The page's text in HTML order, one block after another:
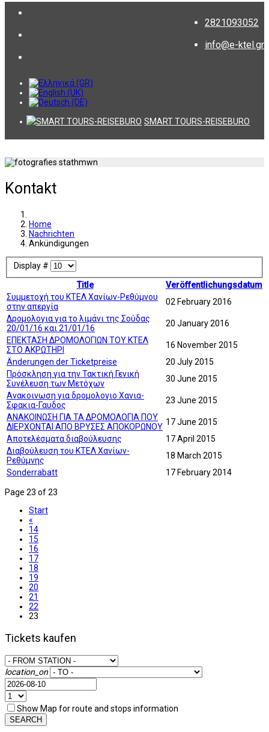
2821093052
info@e-ktel.gr
SMART TOURS-REISEBURO
Kontakt
Home
Nachrichten
Ankündigungen
Display #
Title
Veröffentlichungsdatum
Συμμετοχή του ΚΤΕΛ Χανίων-Ρεθύμνου
στην απεργία
02 February 2016
Δρομολογια για το λιμάνι της Σούδας
20/01/16 και 21/01/16
20 January 2016
ΕΠΕΚΤΑΣΗ ΔΡΟΜΟΛΟΓΙΩΝ ΤΟΥ ΚΤΕΛ
ΣΤΟ ΑΚΡΩΤΗΡΙ
16 November 2015
Änderungen der Ticketpreise
20 July 2015
Πρόσκληση για την Τακτική Γενική
Συνέλευση των Μετόχων
30 June 2015
Ανακοινωση για δρομολογιο Χανια-
Σφακια-Γαυδος
23 June 2015
ΑΝΑΚΟΙΝΩΣΗ ΓΙΑ ΤΑ ΔΡΟΜΟΛΟΓΙΑ ΠΟΥ
ΔΙΕΡΧΟΝΤΑΙ ΑΠΟ ΒΡΥΣΕΣ ΑΠΟΚΟΡΩΝΟΥ 17 June 2015
Αποτελέσματα διαβούλευσης
17 April 2015
Διαβούλευση του ΚΤΕΛ Χανίων-
Ρεθύμνης
18 March 2015
Sonderrabatt
17 February 2014
Page 23 of 23
Start
«
14
15
16
17
18
19
20
21
22
23
Tickets kaufen
location_on
Show Map for route and stops information
SEARCH